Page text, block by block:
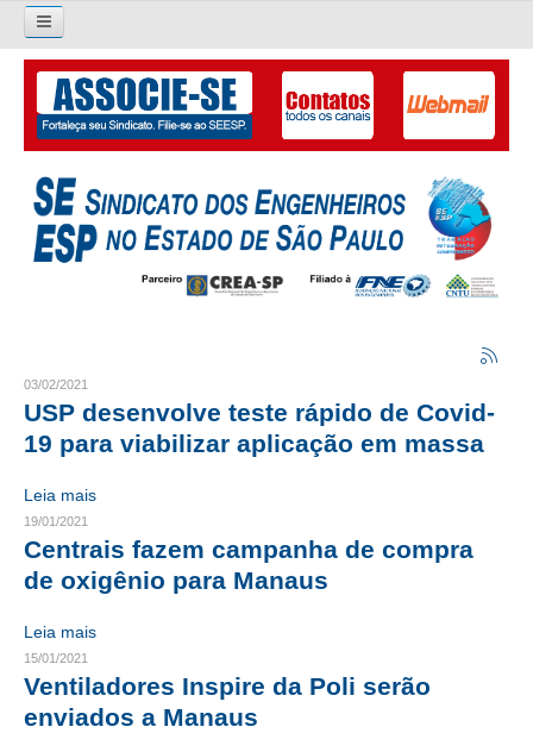
Pesquisar...
O SINDICATO
APRESENTAÇÃO
PALAVRA DO PRESIDENTE
LIVRO GESTÃO 2026-2029
ORGANOGRAMA
CRESCE BRASIL
CONSELHO TECNOLÓGICO
COMPOSIÇÃO
03/02/2021
USP desenvolve teste rápido de Covid-
19 para viabilizar aplicação em massa
Leia mais
19/01/2021
Centrais fazem campanha de compra
de oxigênio para Manaus
Leia mais
15/01/2021
Ventiladores Inspire da Poli serão
enviados a Manaus